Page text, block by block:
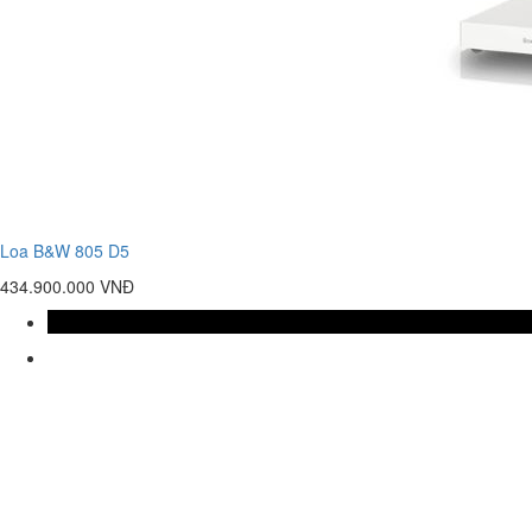
Loa B&W 805 D5
434.900.000 VNĐ